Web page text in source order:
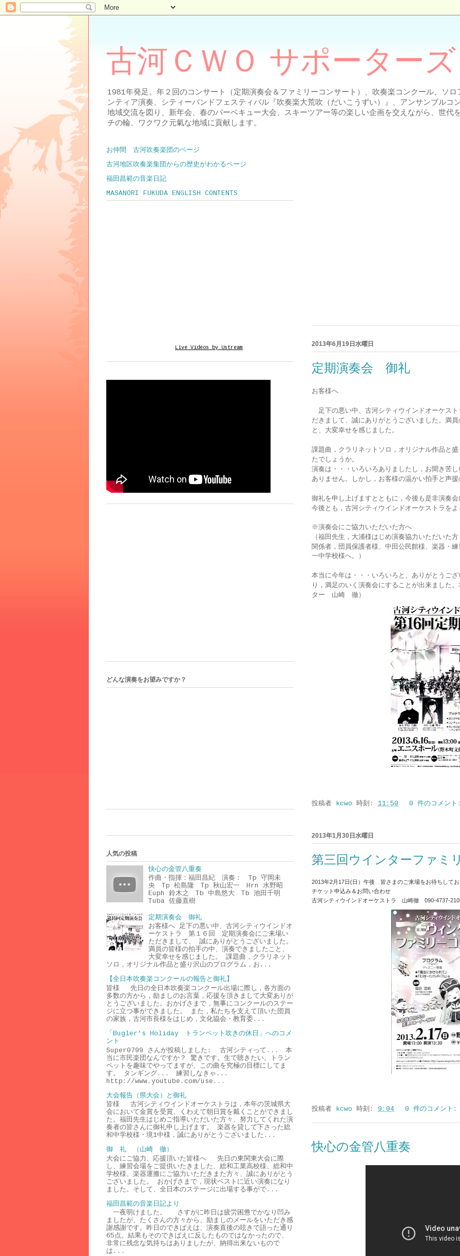
古河ＣＷＯ サポーターズ
1981年発足。年２回のコンサート（定期演奏会＆ファミリーコンサート）、吹奏楽コンクール、ソ
ンティア演奏、シティーバンドフェスティバル『吹奏楽大荒吹（だいこうずい）』、アンサンブルコ
地域交流を図り、新年会、春のバーベキュー大会、スキーツアー等の楽しい企画を交えながら、世代
チの輪、ワクワク元氣な地域に貢献します。
2013年6月19日水曜日
定期演奏会 御礼
お客様へ
足下の悪い中、古河シティウインドオーケ
だきまして、 誠にありがとうございました。満
と、大変幸せを感じました。
課題曲，クラリネットソロ，オリジナル作品と
たでしょうか。
演奏は・・・いろいろありましたし，お聞き苦
ありません。しかし，お客様の温かい拍手と声
御礼を申し上げますとともに，今後も是非演奏
今後とも，古河シティウインドオーケストラを
※演奏会にご協力いただいた方へ
（福田先生，大浦様はじめ演奏協力いただいた
関係者，団員保護者様、中田公民館様、楽器・
一中学校様へ。）
本当に今年は・・・いろいろと、ありがとうご
り，満足のいく演奏会にすることが出来ました。
ター 山崎 徹）
投稿者 kcwo 時刻: 11:50 0 件のコメン
2013年1月30日水曜日
第三回ウインターファミ
2013年2月17日(日）午後 皆さまのご来場をお待ちして
チケット申込み＆お問い合わせ
古河シティウインドオーケストラ 山崎徹 090-4737-
投稿者 kcwo 時刻: 9:04 0 件のコメン
快心の金管八重奏
お仲間 古河吹奏楽団のページ
古河地区吹奏楽集団からの歴史がわかるページ
福田昌範の音楽日記
MASANORI FUKUDA ENGLISH CONTENTS
Live Videos by Ustream
どんな演奏をお望みですか？
人気の投稿
快心の金管八重奏
作曲・指揮：福田昌紀 演奏： Tp 守岡未
央 Tp 松島隆 Tp 秋山宏一 Hrn 水野昭
Euph 鈴木之 Tb 中島悠大 Tb 池田千明
Tuba 佐藤直樹
定期演奏会 御礼
お客様へ 足下の悪い中、古河シティウインドオ
ーケストラ 第１６回 定期演奏会にご来場い
ただきまして、 誠にありがとうございました。
満員の皆様の拍手の中、演奏できましたこと、
大変幸せを感じました。 課題曲，クラリネット
ソロ，オリジナル作品と盛り沢山のプログラム，お...
【全日本吹奏楽コンクールの報告と御礼】
皆様 先日の全日本吹奏楽コンクール出場に際し，各方面の
多数の方から，励ましのお言葉，応援を頂きまして大変ありが
とうございました。おかげさまで，無事にコンクールのステー
ジに立つ事ができました。 また，私たちを支えて頂いた団員
の家族，古河市長様をはじめ，文化協会・教育委...
「Bugler's Holiday トランペット吹きの休日」へのコメ
ント
Super0799 さんが投稿しました: 古河シティって... 本
当に市民楽団なんですか？ 驚きです。生で聴きたい。トラン
ペットを趣味でやってますが、この曲を究極の目標にしてま
す。 タンギング... 練習しなきゃ...
http://www.youtube.com/use...
大会報告（県大会）と御礼
皆様 古河シティウインドオーケストラは，本年の茨城県大
会において金賞を受賞、くわえて朝日賞を戴くことができまし
た。福田先生はじめご指導いただいた方々、努力してくれた演
奏者の皆さんに御礼申し上げます。 楽器を貸して下さった総
和中学校様・境1中様，誠にありがとうございました...
御 礼 （山崎 徹）
大会にご協力、応援頂いた皆様へ 先日の東関東大会に際
し、練習会場をご提供いたきました、総和工業高校様、総和中
学校様、楽器運搬にご協力いただきまた方々、誠にありがとう
ございました。 おかげさまで，現状ベストに近い演奏になり
ました。そして、全日本のステージに出場する事がで...
福田昌範の音楽日記より
一夜明けました。 さすがに昨日は疲労困憊でかなり凹み
ましたが、たくさんの方々から、励ましのメールをいただき感
謝感謝です。昨日のできばえは、演奏直後の呟きで語った通り
65点。結果もそのできばえに反したものではなかったので、
非常に残念な気持ちはありましたが、納得出来ないもので
は...